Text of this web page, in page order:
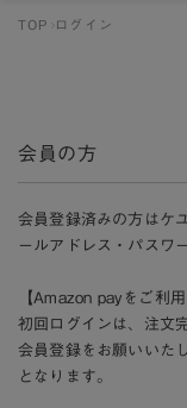
TOP ログイン
会員の方
会員登録済みの方はケ
ールアドレス・パスワ
【Amazon payをご利用
初回ログインは、注文
会員登録をお願いいた
となります。